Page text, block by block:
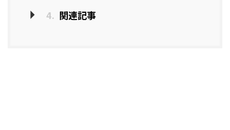
4. 関連記事